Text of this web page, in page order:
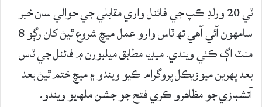
ٽي 20 ورلڊ ڪپ جي فائنل واري مقابلي جي حوالي سان خبر
سامهون آئي آهي تھ ٽاس وارو عمل ميچ شروع ٿيڻ کان رڳو 8
منٽ اڳ ڪئي ويندي. ميڊيا مطابق ميلبورن ۾ فائنل جي ٽاس
بعد پهرين ميوزيڪل پروگرام ڪيو ويندو ۽ ميچ ختم ٿيڻ بعد
آتشبازي جو مظاهرو ڪري فتح جو جشن ملهايو ويندو.